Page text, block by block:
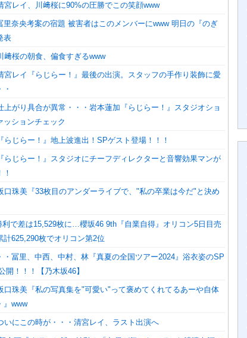
宮レイ、川﨑桜に90%の圧勝でこの笑顔www
里奈央考案の宿題 被害者はこのメンバーにwww 明日の『のぎ
表
﨑桜の朝食、偏食すぎるwww
宮レイ『らじらー！』最後の出演。スタッフの手作り装飾に愛
上がり具合が異常・・・岩本蓮加『らじらー！』スタジオショ
ッションチェック
らじらー！』地上波進出！SPゲスト登場！！！
らじらー！』スタジオにチーフディレクターと音響効果マンが
口珠美『33枚目のアンダーライブで、"私の卒業は今だ"と決め
利で差は15,529枚に…櫻坂46 9th『自業自得』オリコン5日目売
計625,290枚でオリコン第2位
・冨里、中西、中村、林『真夏の全国ツアー2024』浴衣姿のSP
開！！！【乃木坂46】
口珠美『私の写真集を"可愛い"って褒めてくれてるあーや自体
』www
いにこの時が・・・清宮レイ、ラスト出演へ